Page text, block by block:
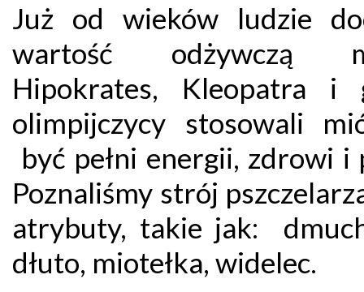
Już od wieków ludzie
wartość odżywczą
Hipokrates, Kleopatra i
olimpijczycy stosowali
być pełni energii, zdrowi i
Poznaliśmy strój
atrybuty, takie jak:
dłuto, miotełka, widelec.